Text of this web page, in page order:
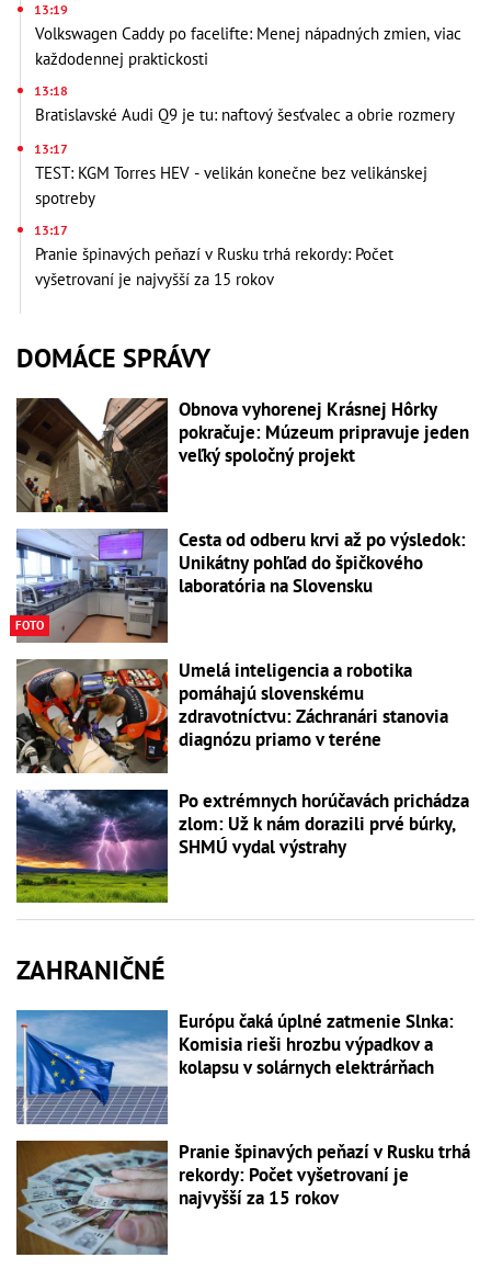
13:19
Volkswagen Caddy po facelifte: Menej nápadných zmien, viac
každodennej praktickosti
13:18
Bratislavské Audi Q9 je tu: naftový šesťvalec a obrie rozmery
13:17
TEST: KGM Torres HEV - velikán konečne bez velikánskej
spotreby
13:17
Pranie špinavých peňazí v Rusku trhá rekordy: Počet
vyšetrovaní je najvyšší za 15 rokov
DOMÁCE SPRÁVY
Obnova vyhorenej Krásnej Hôrky
pokračuje: Múzeum pripravuje jeden
veľký spoločný projekt
FOTO
Cesta od odberu krvi až po výsledok:
Unikátny pohľad do špičkového
laboratória na Slovensku
Umelá inteligencia a robotika
pomáhajú slovenskému
zdravotníctvu: Záchranári stanovia
diagnózu priamo v teréne
Po extrémnych horúčavách prichádza
zlom: Už k nám dorazili prvé búrky,
SHMÚ vydal výstrahy
ZAHRANIČNÉ
Európu čaká úplné zatmenie Slnka:
Komisia rieši hrozbu výpadkov a
kolapsu v solárnych elektrárňach
Pranie špinavých peňazí v Rusku trhá
rekordy: Počet vyšetrovaní je
najvyšší za 15 rokov